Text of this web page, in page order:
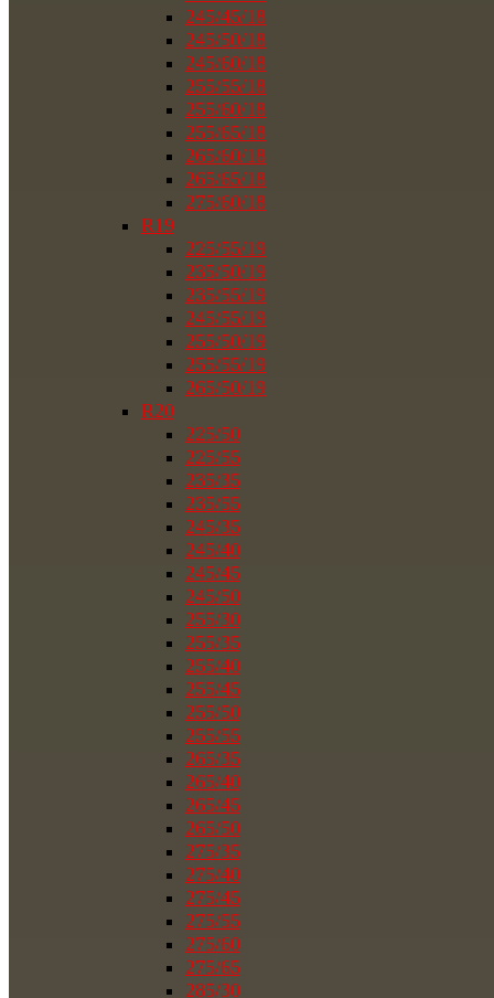
245/45/18
245/50/18
245/60/18
255/55/18
255/60/18
255/65/18
265/60/18
265/65/18
275/60/18
R19
225/55/19
235/50/19
235/55/19
245/55/19
255/50/19
255/55/19
265/50/19
R20
225/50
225/55
235/35
235/55
245/35
245/40
245/45
245/50
255/30
255/35
255/40
255/45
255/50
255/55
265/35
265/40
265/45
265/50
275/35
275/40
275/45
275/55
275/60
275/65
285/30